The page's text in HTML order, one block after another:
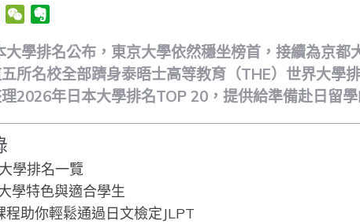
Line WeChat
大學排名公布，東京大學依然穩坐榜首，接續為京都
所名校全部躋身泰晤士高等教育（THE）世界大學
2026年日本大學排名TOP 20，提供給準備赴日留學
學排名一覽
學特色與適合學生
程助你輕鬆通過日文檢定JLPT